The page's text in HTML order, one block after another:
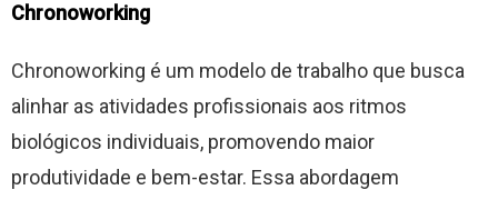
Chronoworking
Chronoworking é um modelo de trabalho que busca
alinhar as atividades profissionais aos ritmos
biológicos individuais, promovendo maior
produtividade e bem-estar. Essa abordagem